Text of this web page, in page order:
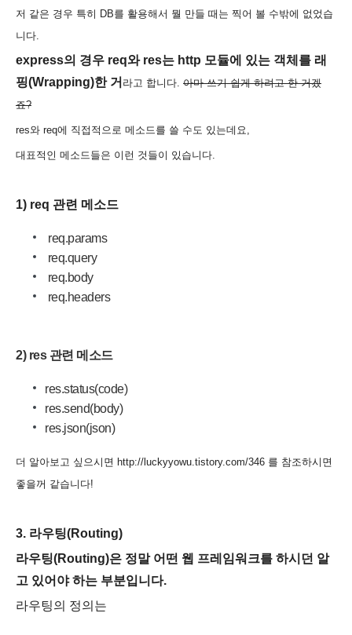
저 같은 경우 특히 DB를 활용해서 뭘 만들 때는 찍어 볼 수밖에 없었습
니다.
express의 경우 req와 res는 http 모듈에 있는 객체를 래
핑(Wrapping)한 거 라고 합니다. 아마 쓰기 쉽게 하려고 한 거겠
죠?
res와 req에 직접적으로 메소드를 쓸 수도 있는데요,
대표적인 메소드들은 이런 것들이 있습니다.
1) req 관련 메소드
req.params
req.query
req.body
req.headers
2) res 관련 메소드
res.status(code)
res.send(body)
res.json(json)
더 알아보고 싶으시면 http://luckyyowu.tistory.com/346 를 참조하시면
좋을꺼 같습니다!
3. 라우팅(Routing)
라우팅(Routing)은 정말 어떤 웹 프레임워크를 하시던 알
고 있어야 하는 부분입니다.
라우팅의 정의는